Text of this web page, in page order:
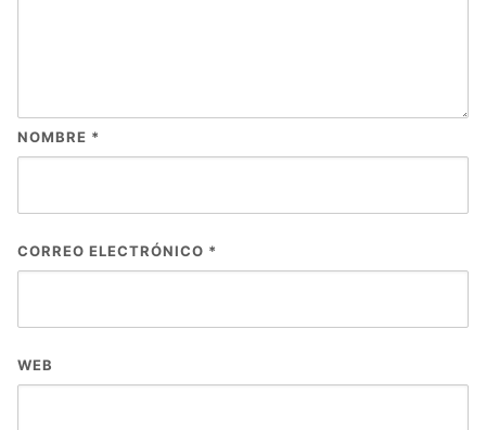
NOMBRE *
CORREO ELECTRÓNICO *
WEB